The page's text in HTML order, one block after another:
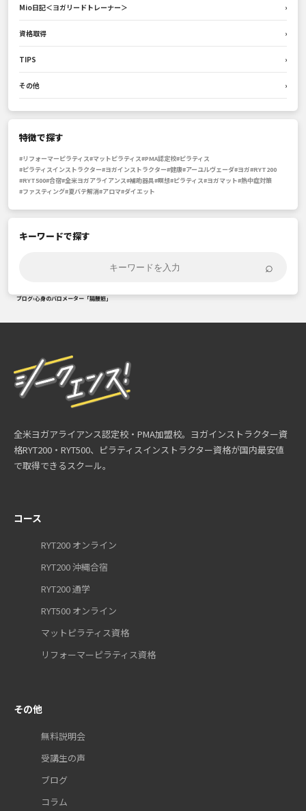
Mio日記＜ヨガリードトレーナー＞ ›
資格取得 ›
TIPS ›
その他 ›
特徴で探す
#リフォーマーピラティス#マットピラティス#PMA認定校#ピラティス
#ピラティスインストラクター#ヨガインストラクター#健康#アーユルヴェーダ#ヨガ#RYT200
#RYT500#合宿#全米ヨガアライアンス#補助器具#瞑想#ピラティス#ヨガマット#熱中症対策
#ファスティング#夏バテ解消#アロマ#ダイエット
キーワードで探す
⌕
ブログ›心身のバロメーター「腸腰筋」
全米ヨガアライアンス認定校・PMA加盟校。ヨガインストラクター資
格RYT200・RYT500、ピラティスインストラクター資格が国内最安値
で取得できるスクール。
コース
RYT200 オンライン
RYT200 沖縄合宿
RYT200 通学
RYT500 オンライン
マットピラティス資格
リフォーマーピラティス資格
その他
無料説明会
受講生の声
ブログ
コラム